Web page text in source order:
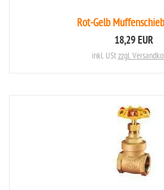
Rot-Gelb
18,29 EUR
inkl. UStzzgl.